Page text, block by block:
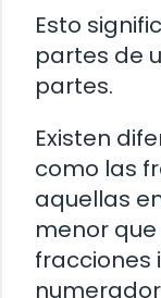
Esto
partes de
partes.
Existen
como las
aquellas
menor
fracciones